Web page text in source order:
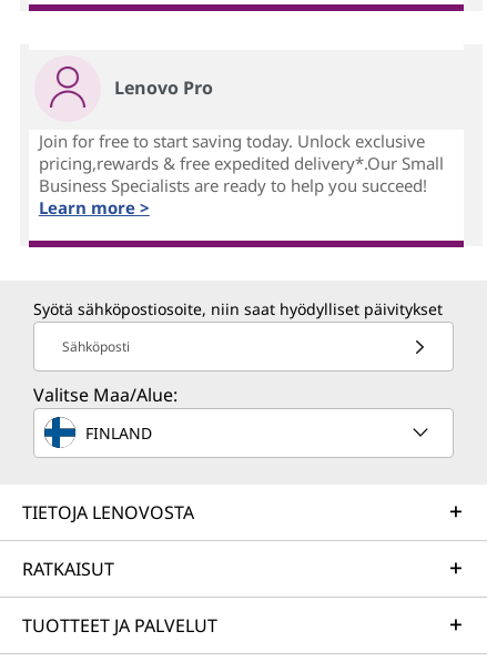
Lenovo Pro
Join for free to start saving today. Unlock exclusive
pricing,rewards & free expedited delivery*.Our Small
Business Specialists are ready to help you succeed!
Learn more >
Syötä sähköpostiosoite, niin saat hyödylliset päivitykset
Sähköposti
Valitse Maa/Alue:
FINLAND
TIETOJA LENOVOSTA
RATKAISUT
TUOTTEET JA PALVELUT